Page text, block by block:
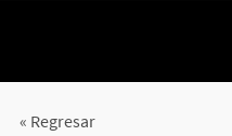
« Regresar